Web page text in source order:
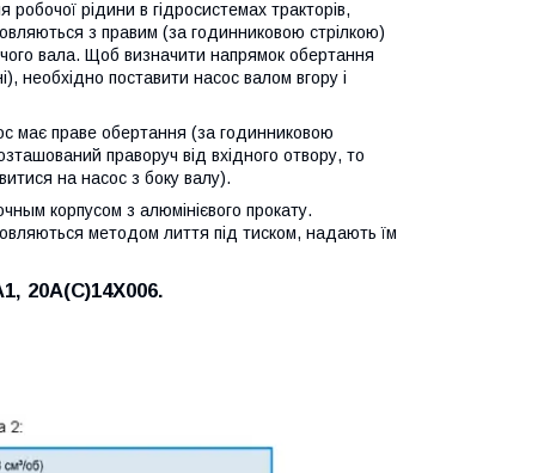
робочої рідини в гідросистемах тракторів,
з правим (за годинниковою стрілкою)
вала. Щоб визначити напрямок обертання
необхідно поставити насос валом вгору і
має праве обертання (за годинниковою
праворуч від вхідного отвору, то
на насос з боку валу).
корпусом з алюмінієвого прокату.
методом лиття під тиском, надають їм
20А(C)14X006.